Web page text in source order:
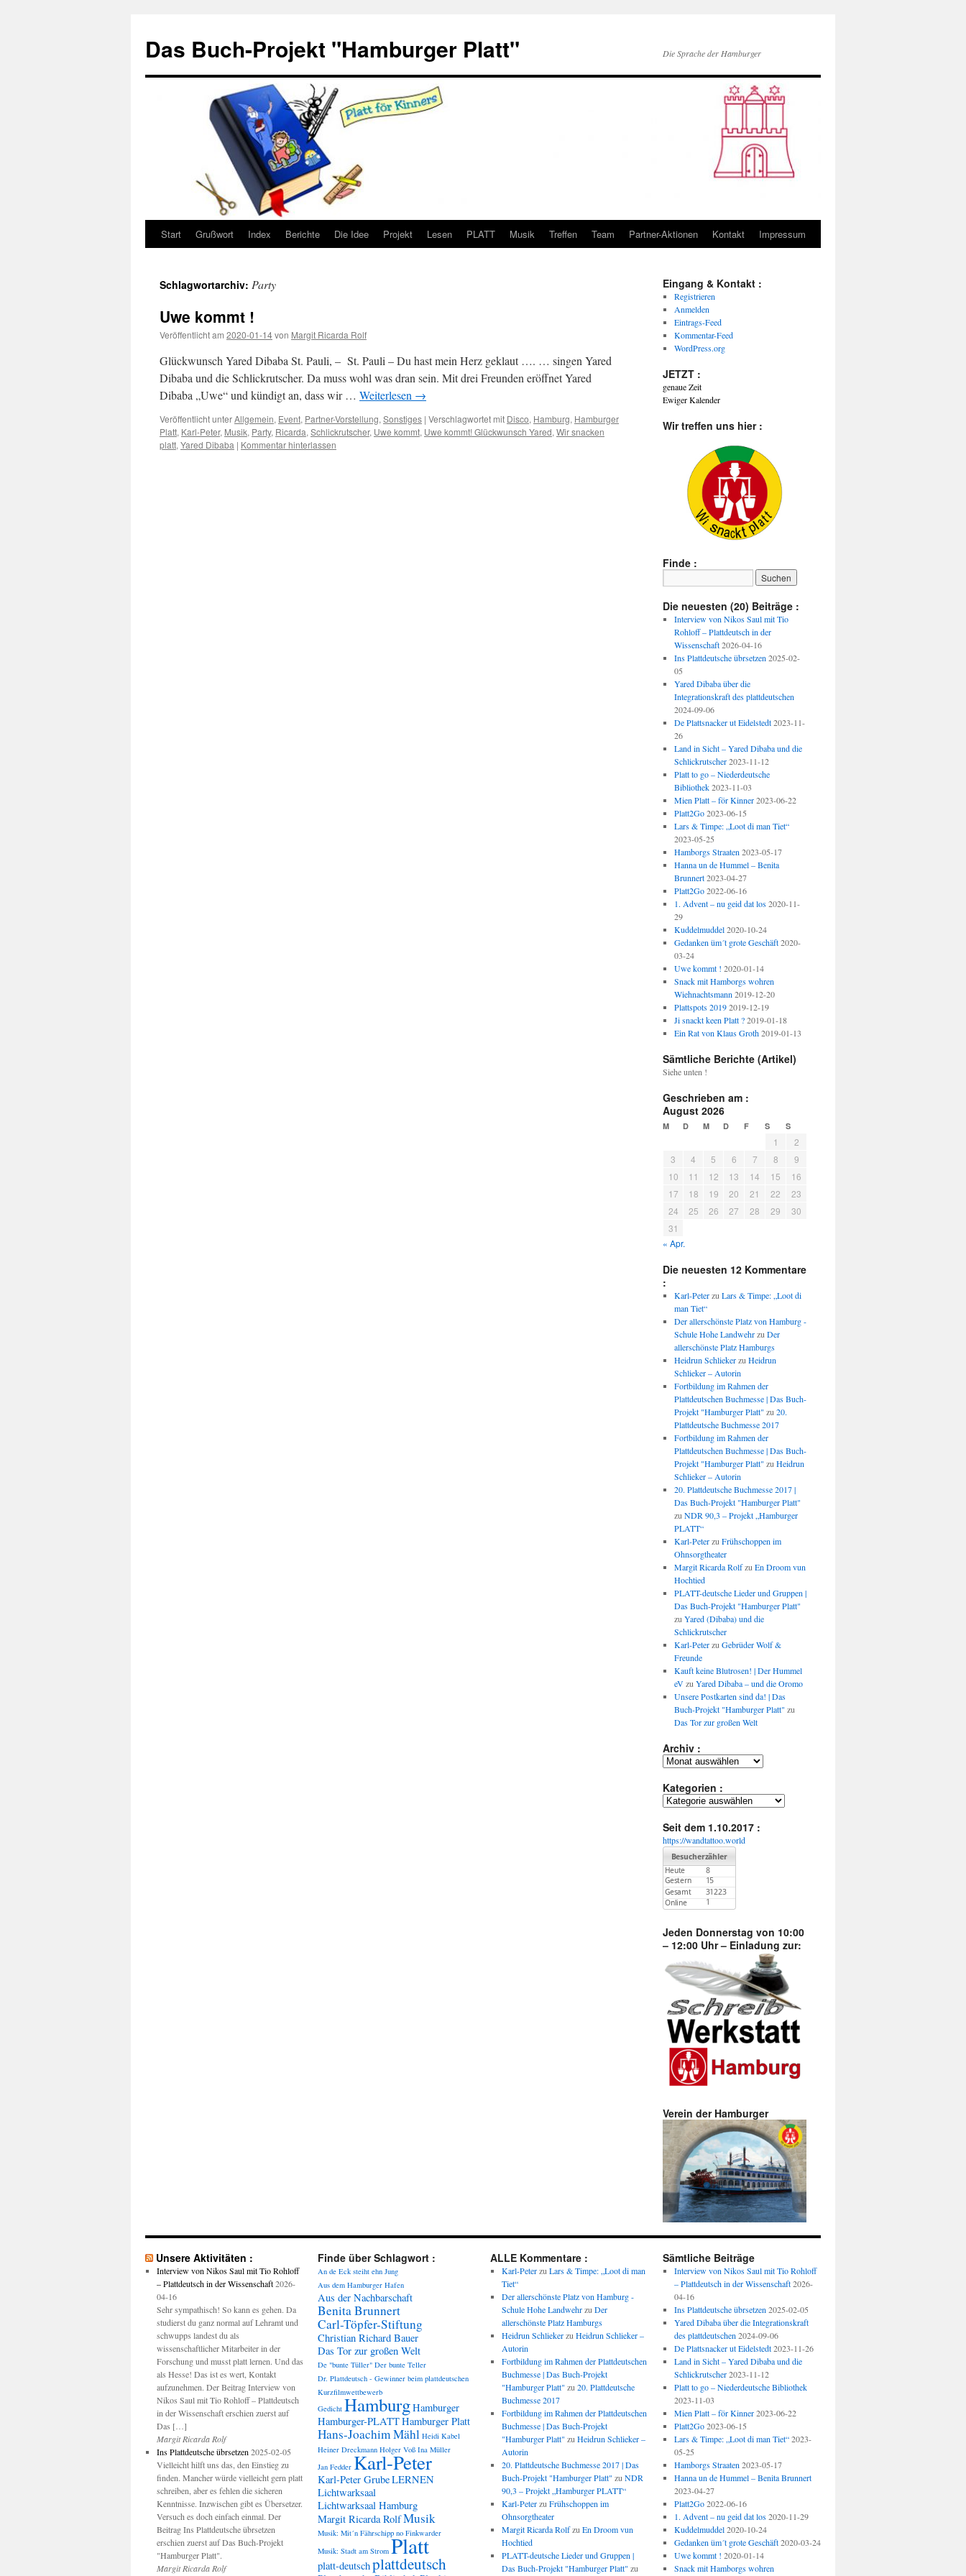
springen
Das Buch-Projekt "Hamburger Platt" Die Sprache der Hamburger
Start Grußwort Index Berichte Die Idee Projekt Lesen PLATT Musik Treffen Team Partner-Aktionen Kontakt Impressum
Schlagwortarchiv: Party
Uwe kommt !
Veröffentlicht am 2020-01-14von Margit Ricarda Rolf
Glückwunsch Yared Dibaba St. Pauli, – St. Pauli – Du hast mein Herz geklaut …. … singen Yared
Dibaba und die Schlickrutscher. Da muss wohl was dran sein. Mit drei Freunden eröffnet Yared
Dibaba „Uwe“ und kündigt an, dass wir … Weiterlesen →
Veröffentlicht unterAllgemein, Event, Partner-Vorstellung, Sonstiges | Verschlagwortet mit Disco, Hamburg, Hamburger
Platt, Karl-Peter, Musik, Party, Ricarda, Schlickrutscher, Uwe kommt, Uwe kommt! Glückwunsch Yared, Wir snacken
platt, Yared Dibaba | Kommentar hinterlassen
Eingang & Kontakt :
Registrieren
Anmelden
Eintrags-Feed
Kommentar-Feed
WordPress.org
JETZT :
genaue Zeit
Ewiger Kalender
Wir treffen uns hier :
Finde :
Die neuesten (20) Beiträge :
Interview von Nikos Saul mit Tio
Rohloff – Plattdeutsch in der
Wissenschaft 2026-04-16
Ins Plattdeutsche übrsetzen 2025-02-
05
Yared Dibaba über die
Integrationskraft des plattdeutschen
2024-09-06
De Plattsnacker ut Eidelstedt 2023-11-
26
Land in Sicht – Yared Dibaba und die
Schlickrutscher 2023-11-12
Platt to go – Niederdeutsche
Bibliothek 2023-11-03
Mien Platt – för Kinner 2023-06-22
Platt2Go 2023-06-15
Lars & Timpe: „Loot di man Tiet“
2023-05-25
Hamborgs Straaten 2023-05-17
Hanna un de Hummel – Benita
Brunnert 2023-04-27
Platt2Go 2022-06-16
1. Advent – nu geid dat los 2020-11-
29
Kuddelmuddel 2020-10-24
Gedanken üm´t grote Geschäft 2020-
03-24
Uwe kommt ! 2020-01-14
Snack mit Hamborgs wohren
Wiehnachtsmann 2019-12-20
Plattspots 2019 2019-12-19
Ji snackt keen Platt ? 2019-01-18
Ein Rat von Klaus Groth 2019-01-13
Sämtliche Berichte (Artikel)
Siehe unten !
Geschrieben am :
August 2026
M D M D F S S
1
2
3
4 5 6 7 8
9
10
11 12 13 14 15
16
17
18 19 20 21 22
23
24
25 26 27 28 29
30
31
« Apr.
Die neuesten 12 Kommentare
:
Karl-PeterzuLars & Timpe: „Loot di
man Tiet“
Der allerschönste Platz von Hamburg -
Schule Hohe LandwehrzuDer
allerschönste Platz Hamburgs
Heidrun SchliekerzuHeidrun
Schlieker – Autorin
Fortbildung im Rahmen der
Plattdeutschen Buchmesse | Das Buch-
Projekt "Hamburger Platt" zu20.
Plattdeutsche Buchmesse 2017
Fortbildung im Rahmen der
Plattdeutschen Buchmesse | Das Buch-
Projekt "Hamburger Platt" zuHeidrun
Schlieker – Autorin
20. Plattdeutsche Buchmesse 2017 |
Das Buch-Projekt "Hamburger Platt"
zuNDR 90,3 – Projekt „Hamburger
PLATT“
Karl-PeterzuFrühschoppen im
Ohnsorgtheater
Margit Ricarda RolfzuEn Droom vun
Hochtied
PLATT-deutsche Lieder und Gruppen |
Das Buch-Projekt "Hamburger Platt"
zuYared (Dibaba) und die
Schlickrutscher
Karl-PeterzuGebrüder Wolf &
Freunde
Kauft keine Blutrosen! | Der Hummel
eVzuYared Dibaba – und die Oromo
Unsere Postkarten sind da! | Das
Buch-Projekt "Hamburger Platt" zu
Das Tor zur großen Welt
Archiv :
Archiv
Kategorien :
Kategorien
Seit dem 1.10.2017 :
https://wandtattoo.world
Jeden Donnerstag von 10:00
– 12:00 Uhr – Einladung zur:
Verein der Hamburger
Unsere Aktivitäten :
Interview von Nikos Saul mit Tio Rohloff
– Plattdeutsch in der Wissenschaft 2026-
04-16
Sehr sympathisch! So kann es gehen. Da
studierst du ganz normal auf Lehramt und
schwupps landest du als
wissenschaftlicher Mitarbeiter in der
Forschung und musst platt lernen. Und das
als Hesse! Das ist es wert, Kontakt
aufzunehmen. Der Beitrag Interview von
Nikos Saul mit Tio Rohloff – Plattdeutsch
in der Wissenschaft erschien zuerst auf
Das […]
Margit Ricarda Rolf
Ins Plattdeutsche übrsetzen 2025-02-05
Vielleicht hilft uns das, den Einstieg zu
finden. Mancher würde vielleicht gern platt
schreiben, aber es fehlen die sicheren
Kenntnisse. Inzwischen gibt es Übersetzer.
Versuch es doch einfach einmal. Der
Beitrag Ins Plattdeutsche übrsetzen
erschien zuerst auf Das Buch-Projekt
"Hamburger Platt".
Margit Ricarda Rolf
Finde über Schlagwort :
An de Eck steiht ehn Jung
Aus dem Hamburger Hafen
Aus der Nachbarschaft
Benita Brunnert
Carl-Töpfer-Stiftung
Christian Richard Bauer
Das Tor zur großen Welt
De "bunte Tüller" Der bunte Teller
Dr. Plattdeutsch - Gewinner beim plattdeutschen
Kurzfilmwettbewerb
Gedicht HamburgHamburger
Hamburger-PLATTHamburger Platt
Hans-Joachim Mähl Heidi Kabel
Heiner Dreckmann Holger Voß Ina Müller
Jan Fedder Karl-Peter
Karl-Peter GrubeLERNEN
Lichtwarksaal
Lichtwarksaal Hamburg
Margit Ricarda RolfMusik
Musik: Mit´n Fährschipp no Finkwarder
Musik: Stadt am Strom Platt
platt-deutschplattdeutsch
ALLE Kommentare :
Karl-Peterzu Lars & Timpe: „Loot di man
Tiet“
Der allerschönste Platz von Hamburg -
Schule Hohe Landwehrzu Der
allerschönste Platz Hamburgs
Heidrun Schliekerzu Heidrun Schlieker –
Autorin
Fortbildung im Rahmen der Plattdeutschen
Buchmesse | Das Buch-Projekt
"Hamburger Platt" zu 20. Plattdeutsche
Buchmesse 2017
Fortbildung im Rahmen der Plattdeutschen
Buchmesse | Das Buch-Projekt
"Hamburger Platt" zu Heidrun Schlieker –
Autorin
20. Plattdeutsche Buchmesse 2017 | Das
Buch-Projekt "Hamburger Platt" zu NDR
90,3 – Projekt „Hamburger PLATT“
Karl-Peterzu Frühschoppen im
Ohnsorgtheater
Margit Ricarda Rolfzu En Droom vun
Hochtied
PLATT-deutsche Lieder und Gruppen |
Das Buch-Projekt "Hamburger Platt" zu
Sämtliche Beiträge
Interview von Nikos Saul mit Tio Rohloff
– Plattdeutsch in der Wissenschaft 2026-
04-16
Ins Plattdeutsche übrsetzen 2025-02-05
Yared Dibaba über die Integrationskraft
des plattdeutschen 2024-09-06
De Plattsnacker ut Eidelstedt 2023-11-26
Land in Sicht – Yared Dibaba und die
Schlickrutscher 2023-11-12
Platt to go – Niederdeutsche Bibliothek
2023-11-03
Mien Platt – för Kinner 2023-06-22
Platt2Go 2023-06-15
Lars & Timpe: „Loot di man Tiet“ 2023-
05-25
Hamborgs Straaten 2023-05-17
Hanna un de Hummel – Benita Brunnert
2023-04-27
Platt2Go 2022-06-16
1. Advent – nu geid dat los 2020-11-29
Kuddelmuddel 2020-10-24
Gedanken üm´t grote Geschäft 2020-03-24
Uwe kommt ! 2020-01-14
Snack mit Hamborgs wohren